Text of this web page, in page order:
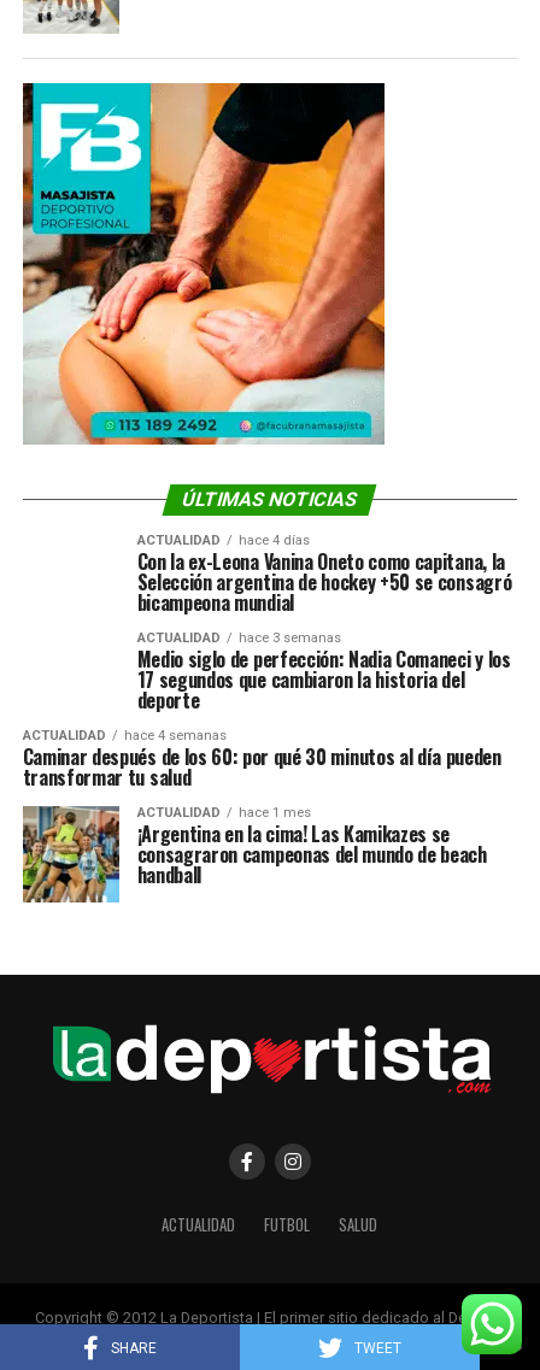
SHARE TWEET
ÚLTIMAS NOTICIAS
ACTUALIDAD hace 4 días
Con la ex-Leona Vanina Oneto como capitana, la
Selección argentina de hockey +50 se consagró
bicampeona mundial
ACTUALIDAD hace 3 semanas
Medio siglo de perfección: Nadia Comaneci y los
17 segundos que cambiaron la historia del
deporte
ACTUALIDAD hace 4 semanas
Caminar después de los 60: por qué 30 minutos al día pueden
transformar tu salud
ACTUALIDAD hace 1 mes
¡Argentina en la cima! Las Kamikazes se
consagraron campeonas del mundo de beach
handball
ACTUALIDAD FUTBOL SALUD
Copyright © 2012 La Deportista | El primer sitio dedicado al Deporte